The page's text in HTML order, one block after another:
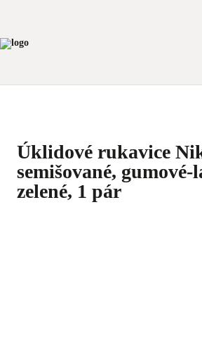
Úklidové rukavice
semišované, gumové-
zelené, 1 pár